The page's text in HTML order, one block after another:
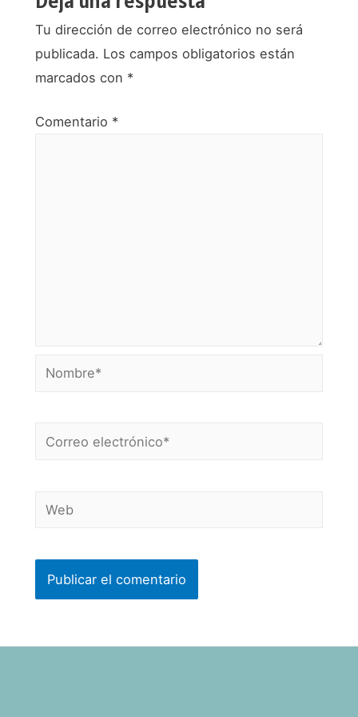
Tu dirección de correo electrónico no será
publicada. Los campos obligatorios están
marcados con *
Comentario *
Nombre*
Correo
Web